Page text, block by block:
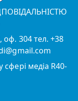
304 тел. +38
сфері медіа R40-